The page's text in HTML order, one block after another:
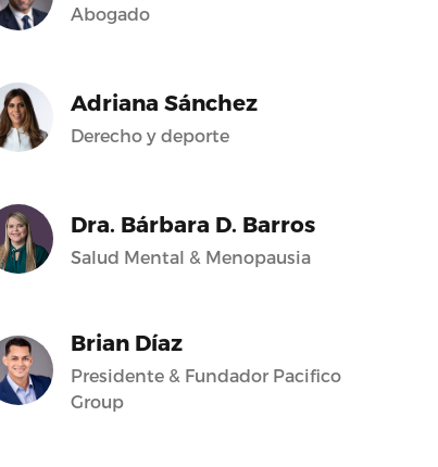
Abogado
Adriana Sánchez
Derecho y deporte
Dra. Bárbara D. Barros
Salud Mental & Menopausia
Brian Díaz
Presidente & Fundador Pacifico
Group